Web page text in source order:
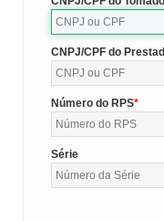
CNPJ/CPF do
Número do RPS
Série